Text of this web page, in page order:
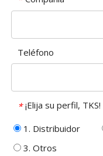
Teléfono
* ¡Elija su perfil, TKS!
1. Distribuidor
3. Otros